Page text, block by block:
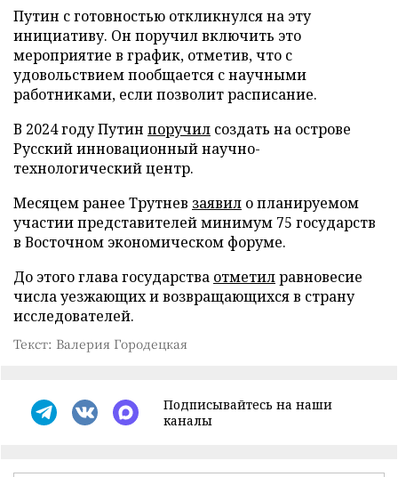
Путин с готовностью откликнулся на эту
инициативу. Он поручил включить это
мероприятие в график, отметив, что с
удовольствием пообщается с научными
работниками, если позволит расписание.
В 2024 году Путин поручил создать на острове
Русский инновационный научно-
технологический центр.
Месяцем ранее Трутнев заявил о планируемом
участии представителей минимум 75 государств
в Восточном экономическом форуме.
До этого глава государства отметилравновесие
числа уезжающих и возвращающихся в страну
исследователей.
Текст: Валерия Городецкая
Подписывайтесь на наши
каналы